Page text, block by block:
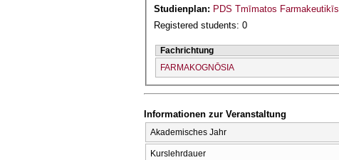
Studienplan: PDS Tmīmatos Farmakeutikīs
Registered students: 0
Fachrichtung
FARMAKOGNŌSIA
Informationen zur Veranstaltung
Akademisches Jahr
Kurslehrdauer